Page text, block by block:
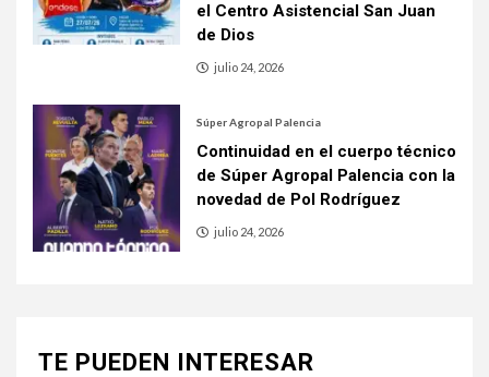
el Centro Asistencial San Juan
de Dios
julio 24, 2026
Súper Agropal Palencia
Continuidad en el cuerpo técnico
de Súper Agropal Palencia con la
novedad de Pol Rodríguez
julio 24, 2026
TE PUEDEN INTERESAR